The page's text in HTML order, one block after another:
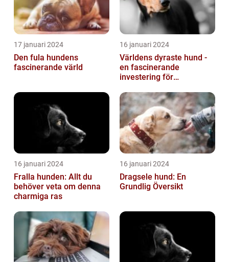
17 januari 2024
Den fula hundens
fascinerande värld
16 januari 2024
Världens dyraste hund -
en fascinerande
investering för
16 januari 2024
Fralla hunden: Allt du
behöver veta om denna
charmiga ras
16 januari 2024
Dragsele hund: En
Grundlig Översikt